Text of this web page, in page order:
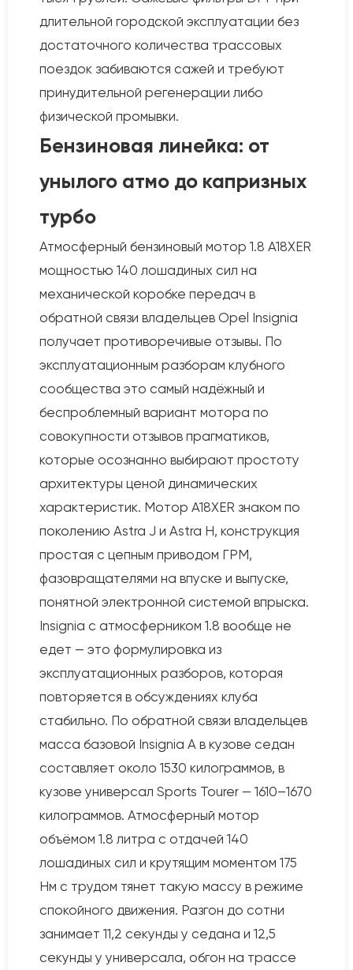
длительной городской эксплуатации без
достаточного количества трассовых
поездок забиваются сажей и требуют
принудительной регенерации либо
физической промывки.
Бензиновая линейка: от
унылого атмо до капризных
турбо
Атмосферный бензиновый мотор 1.8 A18XER
мощностью 140 лошадиных сил на
механической коробке передач в
обратной связи владельцев Opel Insignia
получает противоречивые отзывы. По
эксплуатационным разборам клубного
сообщества это самый надёжный и
беспроблемный вариант мотора по
совокупности отзывов прагматиков,
которые осознанно выбирают простоту
архитектуры ценой динамических
характеристик. Мотор A18XER знаком по
поколению Astra J и Astra H, конструкция
простая с цепным приводом ГРМ,
фазовращателями на впуске и выпуске,
понятной электронной системой впрыска.
Insignia с атмосферником 1.8 вообще не
едет — это формулировка из
эксплуатационных разборов, которая
повторяется в обсуждениях клуба
стабильно. По обратной связи владельцев
масса базовой Insignia A в кузове седан
составляет около 1530 килограммов, в
кузове универсал Sports Tourer — 1610–1670
килограммов. Атмосферный мотор
объёмом 1.8 литра с отдачей 140
лошадиных сил и крутящим моментом 175
Нм с трудом тянет такую массу в режиме
спокойного движения. Разгон до сотни
занимает 11,2 секунды у седана и 12,5
секунды у универсала, обгон на трассе